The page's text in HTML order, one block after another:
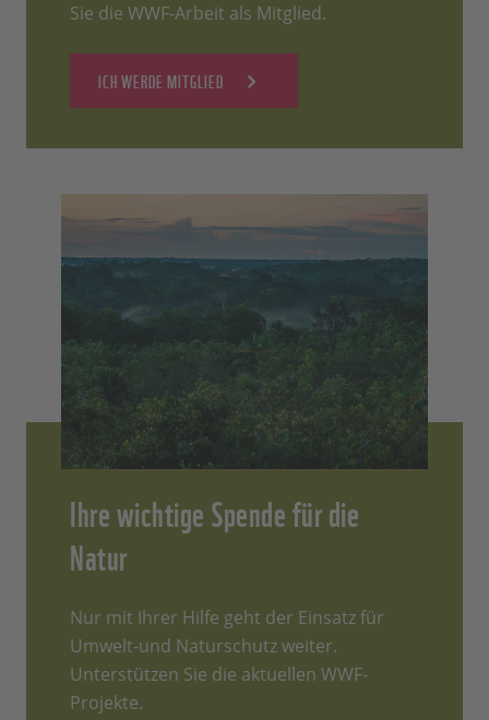
Sie die WWF-Arbeit als Mitglied.
ICH WERDE MITGLIED
Ihre wichtige Spende für die
Natur
Nur mit Ihrer Hilfe geht der Einsatz für
Umwelt-und Naturschutz weiter.
Unterstützen Sie die aktuellen WWF-
Projekte.